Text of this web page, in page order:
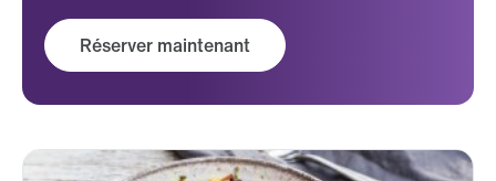
Réserver maintenant